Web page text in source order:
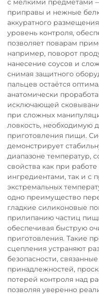
с мелкими предметами
приправы и нежные
аккуратного
уровень контроля,
позволяет поварам
например, поворот
нанесение соусов и
снимая защитного
пальцев остаётся
анатомически
исключающей
при сложных
ловкость, необходимую
приготовления пищи.
демонстрирует
диапазоне температур,
свойства как при
ингредиентами, так и с
экстремальных
одно преимущество
гладкие силиконовые
прилипанию частиц
обеспечивая быструю
приготовления. Такие
сцепления устраняют
безопасности,
принадлежностей,
потерей контроля над
позволяя уверенно